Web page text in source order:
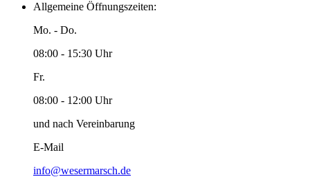
Allgemeine Öffnungszeiten:
Mo. - Do.
08:00 - 15:30 Uhr
Fr.
08:00 - 12:00 Uhr
und nach Vereinbarung
E-Mail
info@wesermarsch.de